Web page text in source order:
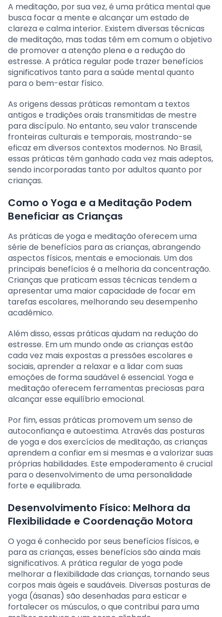
A meditação, por sua vez, é uma prática mental que
busca focar a mente e alcançar um estado de
clareza e calma interior. Existem diversas técnicas
de meditação, mas todas têm em comum o objetivo
de promover a atenção plena e a redução do
estresse. A prática regular pode trazer benefícios
significativos tanto para a saúde mental quanto
para o bem-estar físico.
As origens dessas práticas remontam a textos
antigos e tradições orais transmitidas de mestre
para discípulo. No entanto, seu valor transcende
fronteiras culturais e temporais, mostrando-se
eficaz em diversos contextos modernos. No Brasil,
essas práticas têm ganhado cada vez mais adeptos,
sendo incorporadas tanto por adultos quanto por
crianças.
Como o Yoga e a Meditação Podem
Beneficiar as Crianças
As práticas de yoga e meditação oferecem uma
série de benefícios para as crianças, abrangendo
aspectos físicos, mentais e emocionais. Um dos
principais benefícios é a melhoria da concentração.
Crianças que praticam essas técnicas tendem a
apresentar uma maior capacidade de focar em
tarefas escolares, melhorando seu desempenho
acadêmico.
Além disso, essas práticas ajudam na redução do
estresse. Em um mundo onde as crianças estão
cada vez mais expostas a pressões escolares e
sociais, aprender a relaxar e a lidar com suas
emoções de forma saudável é essencial. Yoga e
meditação oferecem ferramentas preciosas para
alcançar esse equilíbrio emocional.
Por fim, essas práticas promovem um senso de
autoconfiança e autoestima. Através das posturas
de yoga e dos exercícios de meditação, as crianças
aprendem a confiar em si mesmas e a valorizar suas
próprias habilidades. Este empoderamento é crucial
para o desenvolvimento de uma personalidade
forte e equilibrada.
Desenvolvimento Físico: Melhora da
Flexibilidade e Coordenação Motora
O yoga é conhecido por seus benefícios físicos, e
para as crianças, esses benefícios são ainda mais
significativos. A prática regular de yoga pode
melhorar a flexibilidade das crianças, tornando seus
corpos mais ágeis e saudáveis. Diversas posturas de
yoga (ásanas) são desenhadas para esticar e
fortalecer os músculos, o que contribui para uma